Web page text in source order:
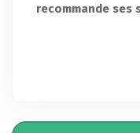
recommande ses